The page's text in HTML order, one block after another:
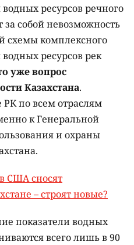
ресурсов речного
за собой невозможность
схемы комплексного
ресурсов рек
уже вопрос
Казахстана.
РК по всем отраслям
к Генеральной
и охраны
США сносят
– строят новые?
показатели водных
всего лишь в 90